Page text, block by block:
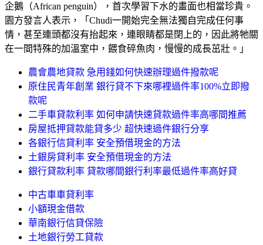
企鵝（African penguin），首次學習下水的畫面也相當珍貴。
園方發言人表示，「Chudi一開始完全無法獨自完成任何事
情，甚至連頭都沒有抬起來，連眼睛都是閉上的，因此將牠關
在一間特殊的加溫室中，餵食碎魚肉，慢慢的成長茁壯。」
農會農地貸款 急用錢如何快速辦理過件撥款呢
原住民青年創業 銀行貸不下來哪裡過件率100%立即撥
款呢
二手車貸款利率 如何申請快速貸款過件率高哪間推薦
房屋抵押貸款能貸多少 超快速過件銀行分享
各銀行信貸利率 安全預借現金的方法
土銀房貸利率 安全預借現金的方法
銀行貸款利率 貸款哪間銀行利率最低過件率高好貸
中古車車貸利率
小額現金借款
華南銀行信貸保險
土地銀行勞工貸款